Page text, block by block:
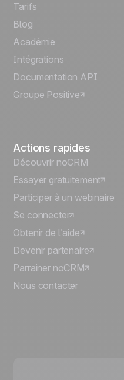
Português
Italiano
Deutsch
Tarifs
Blog
Académie
Intégrations
Documentation API
Groupe Positive
Actions rapides
Découvrir noCRM
Essayer gratuitement
Participer à un webinaire
Se connecter
Obtenir de l’aide
Devenir partenaire
Parrainer noCRM
Nous contacter